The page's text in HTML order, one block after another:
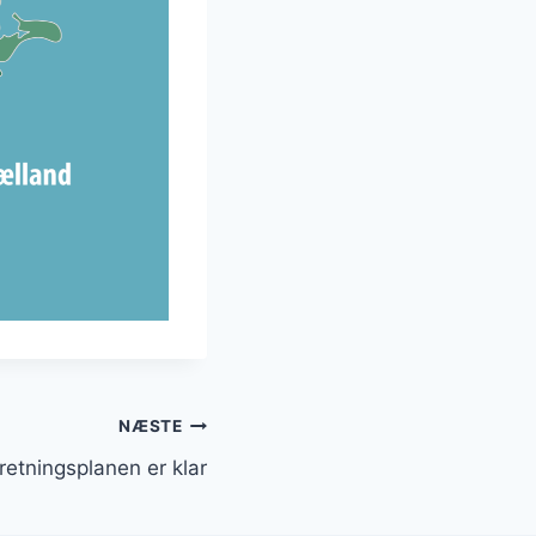
NÆSTE
er klar